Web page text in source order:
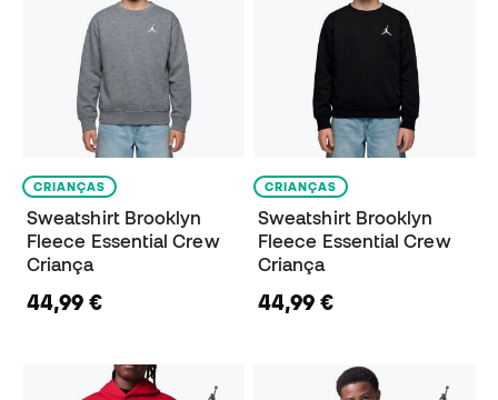
CRIANÇAS
Sweatshirt Brooklyn
Fleece Essential Crew
Criança
44,99 €
CRIANÇAS
Sweatshirt Brooklyn
Fleece Essential Crew
Criança
44,99 €